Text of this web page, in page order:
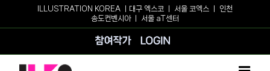
ILLUSTRATION KOREA ㅣ 대구 엑스코 서울 코엑스
인천
송도컨벤시아ㅣ 서울 aT센터
참여작가